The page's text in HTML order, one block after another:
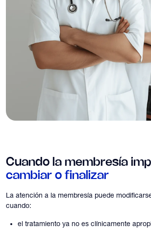
Cuando la membresía
cambiar o finalizar
La atención a la membresía puede
cuando:
el tratamiento ya no es clínicamente